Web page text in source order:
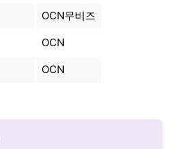
OCN무비즈
OCN
OCN